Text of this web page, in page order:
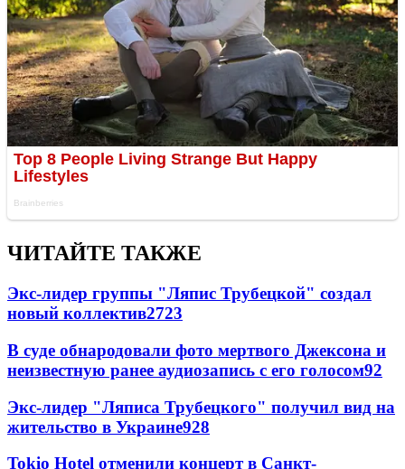
ЧИТАЙТЕ ТАКЖЕ
Экс-лидер группы "Ляпис Трубецкой" создал
новый коллектив2723
В суде обнародовали фото мертвого Джексона и
неизвестную ранее аудиозапись с его голосом92
Экс-лидер "Ляписа Трубецкого" получил вид на
жительство в Украине928
Tokio Hotel отменили концерт в Санкт-